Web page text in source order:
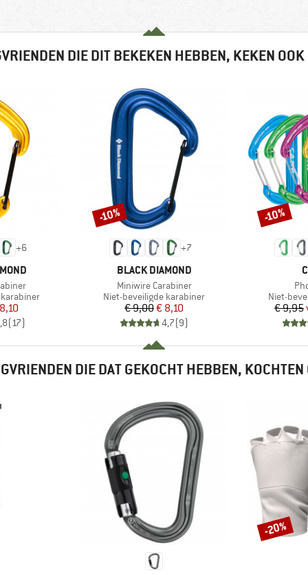
DIE DIT BEKEKEN HEBBEN, KEKEN OOK
+6
prijs
(17)
+7
MERK
BLACK DIAMOND
Artikel
Miniwire Carabiner
Productgroep
Niet-beveiligde karabiner
Prijs
€ 9,00Verlaagde prijs
€ 8,10
4,7(9)
Korting
-10%
Niet-
€ 9,95
Korting
-10%
DIE DAT GEKOCHT HEBBEN, KOCHTEN
Korting
-20%